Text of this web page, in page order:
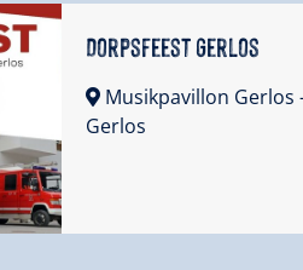
Dorpsfeest Gerlos
Musikpavillon Gerlos
Gerlos